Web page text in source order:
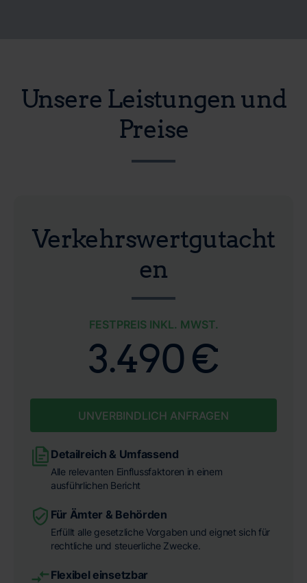
Unsere Leistungen und
Preise
Verkehrswertgutacht
en
FESTPREIS INKL. MWST.
3.490 €
UNVERBINDLICH ANFRAGEN
Detailreich & Umfassend
Alle relevanten Einflussfaktoren in einem
ausführlichen Bericht
Für Ämter & Behörden
Erfüllt alle gesetzliche Vorgaben und eignet sich für
rechtliche und steuerliche Zwecke.
Flexibel einsetzbar